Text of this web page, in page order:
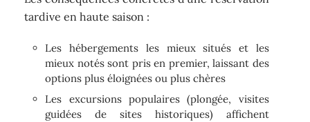
tardive en haute saison :
Les hébergements les mieux situés et les
mieux notés sont pris en premier, laissant des
options plus éloignées ou plus chères
Les excursions populaires (plongée, visites
guidées de sites historiques) affichent